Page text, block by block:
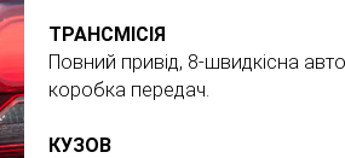
ТРАНСМІСІЯ
Повний привід, 8-швидкісна
коробка передач.
КУЗОВ